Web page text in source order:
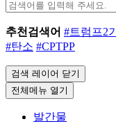
추천검색어 #트럼프2기
#탄소 #CPTPP
검색 레이어 닫기
전체메뉴 열기
발간물